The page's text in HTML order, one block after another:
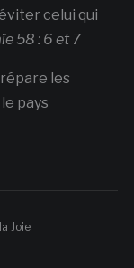
celui qui
58 : 6 et 7
les
pays
Joie